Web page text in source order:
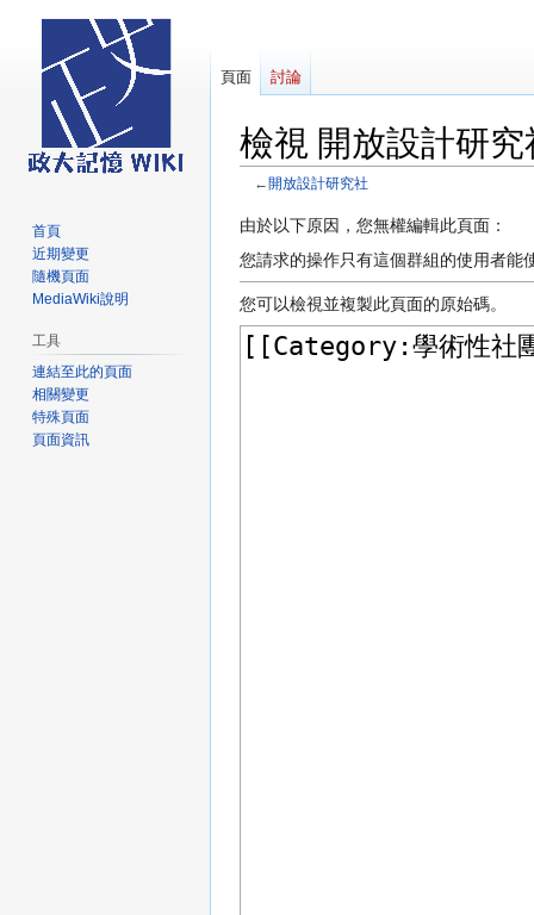
檢視 開放設計研
← 開放設計研究社
跳
至
覽
跳
至
尋
由於以下原因，您無權編輯此頁面：
您請求的操作只有這個群組的使用者能
您可以檢視並複製此頁面的原始碼。
頁面 討論
首頁
近期變更
隨機頁面
MediaWiki說明
工具
連結至此的頁面
相關變更
特殊頁面
頁面資訊